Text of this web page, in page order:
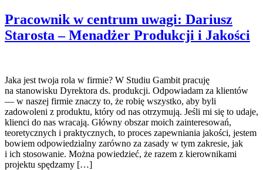
Pracownik w centrum uwagi: Dariusz
Starosta – Menadżer Produkcji i Jakości
Jaka jest twoja rola w firmie? W Studiu Gambit pracuję
na stanowisku Dyrektora ds. produkcji. Odpowiadam za klientów
— w naszej firmie znaczy to, że robię wszystko, aby byli
zadowoleni z produktu, który od nas otrzymują. Jeśli mi się to udaje,
klienci do nas wracają. Główny obszar moich zainteresowań,
teoretycznych i praktycznych, to proces zapewniania jakości, jestem
bowiem odpowiedzialny zarówno za zasady w tym zakresie, jak
i ich stosowanie. Można powiedzieć, że razem z kierownikami
projektu spędzamy […]